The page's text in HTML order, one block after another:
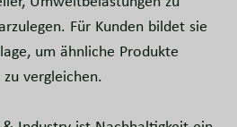
Für Kunden bildet sie
um ähnliche Produkte
vergleichen.